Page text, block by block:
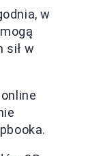
w
sił w